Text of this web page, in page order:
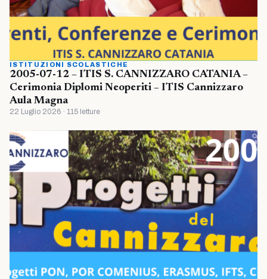
ISTITUZIONI SCOLASTICHE
2005-07-12 – ITIS S. CANNIZZARO CATANIA –
Cerimonia Diplomi Neoperiti – ITIS Cannizzaro
Aula Magna
22 Luglio 2026 · 115 letture